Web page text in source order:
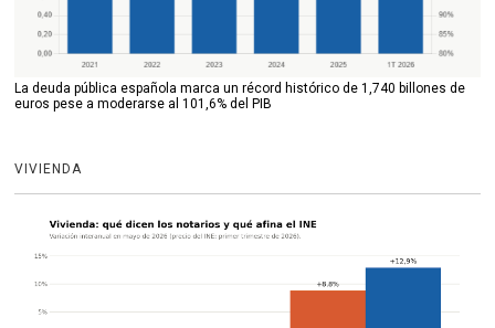
La deuda pública española marca un récord histórico de 1,740 billones de
euros pese a moderarse al 101,6% del PIB
VIVIENDA